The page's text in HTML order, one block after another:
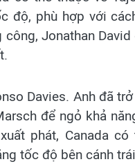
độ, phù hợp với
công, Jonathan
Davies. Anh đã
để ngỏ khả
phát, Canada
tốc độ bên cánh